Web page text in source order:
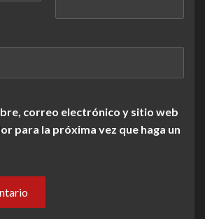
correo electrónico y sitio web
para la próxima vez que haga un